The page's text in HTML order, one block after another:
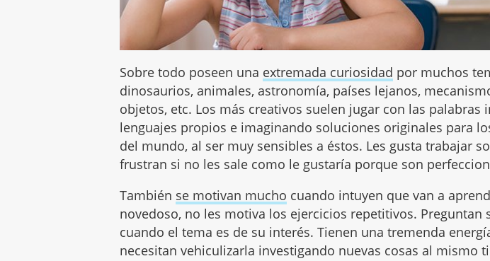
Sobre todo poseen una extremada curiosidad por muchos
dinosaurios, animales, astronomía, países lejanos,
objetos, etc. Los más creativos suelen jugar con las palabras
lenguajes propios e imaginando soluciones originales para
del mundo, al ser muy sensibles a éstos. Les gusta trabajar
frustran si no les sale como le gustaría porque son
También se motivan mucho cuando intuyen que van a
novedoso, no les motiva los ejercicios repetitivos. Preguntan
cuando el tema es de su interés. Tienen una tremenda
necesitan vehiculizarla investigando nuevas cosas al mismo